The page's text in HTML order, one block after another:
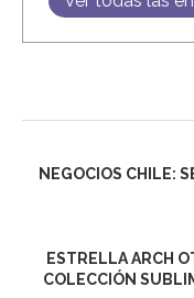
NEGOCIOS CHILE:
ESTRELLA ARCH
COLECCIÓN